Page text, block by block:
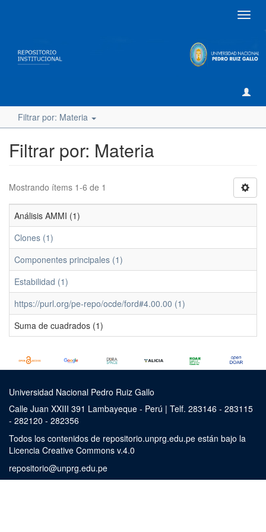
Filtrar por: Materia
Filtrar por: Materia
Mostrando ítems 1-6 de 1
Análisis AMMI (1)
Clones (1)
Componentes principales (1)
Estabilidad (1)
https://purl.org/pe-repo/ocde/ford#4.00.00 (1)
Suma de cuadrados (1)
Universidad Nacional Pedro Ruiz Gallo
Calle Juan XXIII 391 Lambayeque - Perú | Telf. 283146 - 283115
- 282120 - 282356
Todos los contenidos de repositorio.unprg.edu.pe están bajo la
Licencia Creative Commons v.4.0
repositorio@unprg.edu.pe